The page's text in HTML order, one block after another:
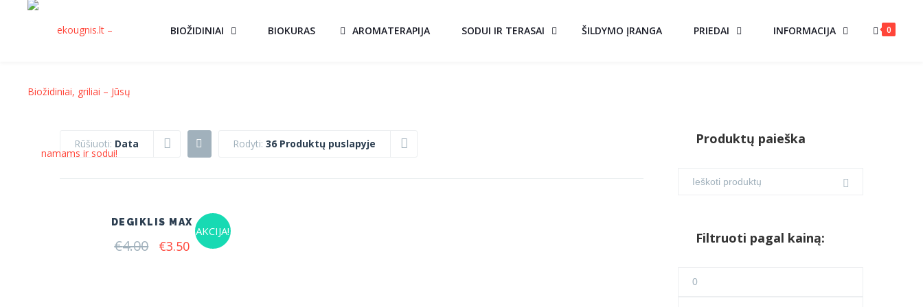
0
BIOŽIDINIAI BIOKURAS AROMATERAPIJA SODUI IR TERASAI ŠILDYMO ĮRANGA PRIEDAI INFORMACIJA
Rūšiuoti: Data Rodyti: 36 Produktų puslapyje
AKCIJA!
DEGIKLIS MAX
€4.00 Original
€3.50Current
Produktų paieška
Filtruoti pagal kainą: